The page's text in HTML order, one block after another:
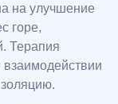
на улучшение
горе,
Терапия
взаимодействии